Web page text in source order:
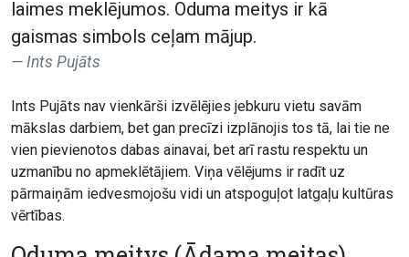
laimes meklējumos. Oduma meitys ir kā
gaismas simbols ceļam mājup.
Ints Pujāts
Ints Pujāts nav vienkārši izvēlējies jebkuru vietu savām
mākslas darbiem, bet gan precīzi izplānojis tos tā, lai tie ne
vien pievienotos dabas ainavai, bet arī rastu respektu un
uzmanību no apmeklētājiem. Viņa vēlējums ir radīt uz
pārmaiņām iedvesmojošu vidi un atspoguļot latgaļu kultūras
vērtības.